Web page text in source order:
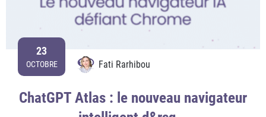
23
OCTOBRE Fati Rarhibou
ChatGPT Atlas : le nouveau navigateur